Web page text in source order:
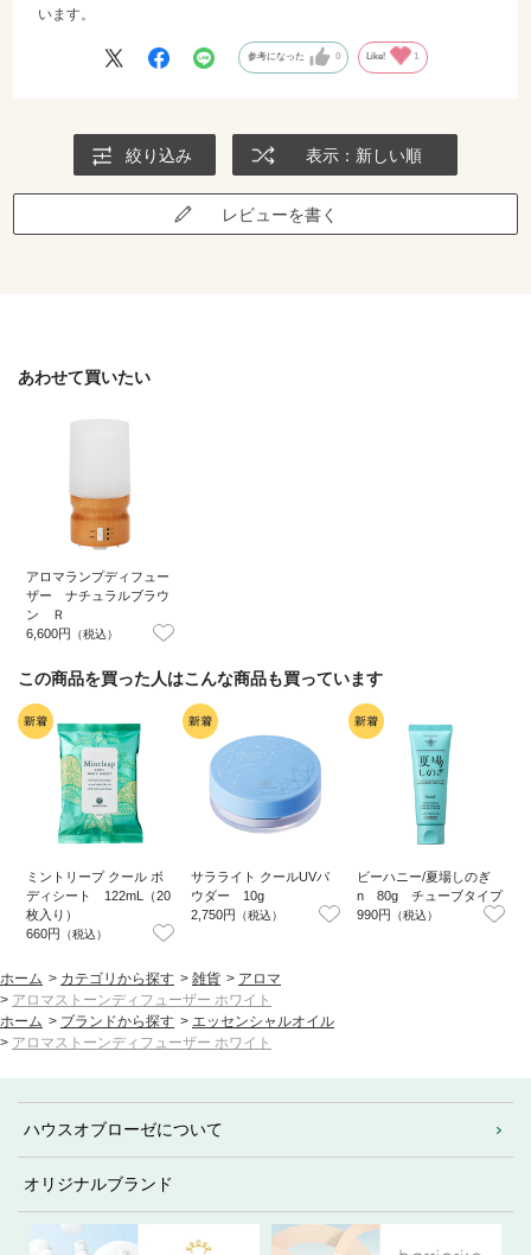
います。
参考になった 0 Like! 1
絞り込み 表示：新しい順
レビューを書く
あわせて買いたい
アロマランプディフュー
ザー ナチュラルブラウ
ン Ｒ
6,600円 （税込）
この商品を買った人はこんな商品も買っています
ミントリープ クール ボ
ディシート 122mL（20
枚入り）
660円 （税込）
サラライト クールUVパ
ウダー 10g
2,750円
（税込）
ビーハニー/夏場しのぎ
n 80g チューブタイプ
990円 （税込）
ホーム > カテゴリから探す > 雑貨 > アロマ
> アロマストーンディフューザー ホワイト
ホーム > ブランドから探す > エッセンシャルオイル
> アロマストーンディフューザー ホワイト
ハウスオブローゼについて
オリジナルブランド